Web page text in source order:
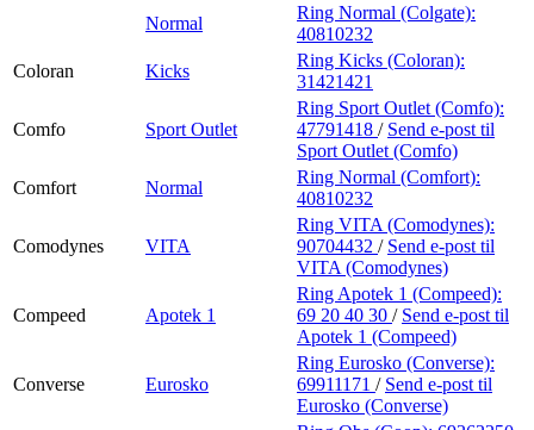
Normal
Ring Normal (Colgate):
40810232
Coloran
Kicks
Ring Kicks (Coloran):
31421421
Comfo Sport Outlet
Ring Sport Outlet (Comfo):
47791418 / Send e-post til
Sport Outlet (Comfo)
Comfort
Normal
Ring Normal (Comfort):
40810232
Comodynes VITA
Ring VITA (Comodynes):
90704432 / Send e-post til
VITA (Comodynes)
Compeed Apotek 1
Ring Apotek 1 (Compeed):
69 20 40 30 / Send e-post til
Apotek 1 (Compeed)
Converse Eurosko
Ring Eurosko (Converse):
69911171 / Send e-post til
Eurosko (Converse)